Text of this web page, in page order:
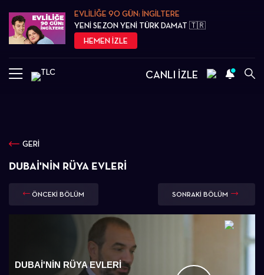
EVLİLİĞE 90 GÜN: İNGİLTERE
YENİ SEZON YENİ TÜRK DAMAT 🇹🇷
HEMEN İZLE
CANLI İZLE
GERİ
DUBAI'NIN RÜYA EVLERI
ÖNCEKİ BÖLÜM SONRAKİ BÖLÜM
DUBAI'NIN RÜYA EVLERI